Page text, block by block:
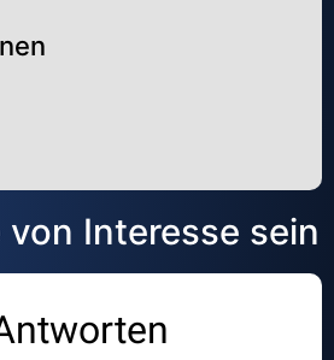
von Interesse sein